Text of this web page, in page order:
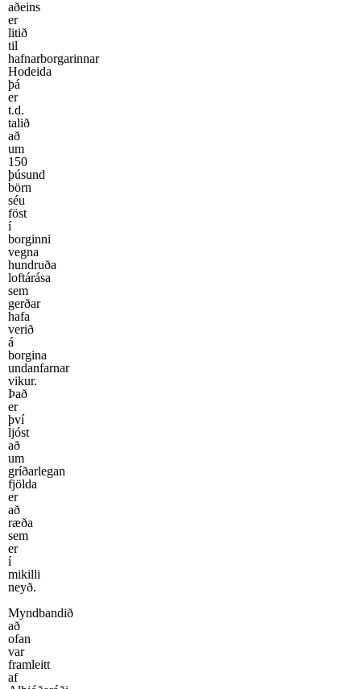
aðeins
er
litið
til
hafnarborgarinnar
Hodeida
þá
er
t.d.
talið
að
um
150
þúsund
börn
séu
föst
í
borginni
vegna
hundruða
loftárása
sem
gerðar
hafa
verið
á
borgina
undanfarnar
vikur.
Það
er
því
ljóst
að
um
gríðarlegan
fjölda
er
að
ræða
sem
er
í
mikilli
neyð.
Myndbandið
að
ofan
var
framleitt
af